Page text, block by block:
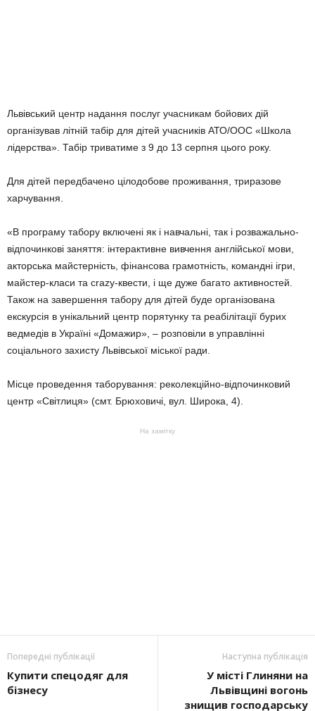
Львівський центр надання послуг учасникам бойових дій
організував літній табір для дітей учасників АТО/ООС «Школа
лідерства». Табір триватиме з 9 до 13 серпня цього року.
Для дітей передбачено цілодобове проживання, триразове
харчування.
«В програму табору включені як і навчальні, так і розважально-
відпочинкові заняття: інтерактивне вивчення англійської мови,
акторська майстерність, фінансова грамотність, командні ігри,
майстер-класи та crazy-квести, і ще дуже багато активностей.
Також на завершення табору для дітей буде організована
екскурсія в унікальний центр порятунку та реабілітації бурих
ведмедів в Україні «Домажир», – розповіли в управлінні
соціального захисту Львівської міської ради.
Місце проведення таборування: реколекційно-відпочинковий
центр «Світлиця» (смт. Брюховичі, вул. Широка, 4).
На замітку
Попередні публікації
Купити спецодяг для
бізнесу
Наступна публікація
У місті Глиняни на
Львівщині вогонь
знищив господарську